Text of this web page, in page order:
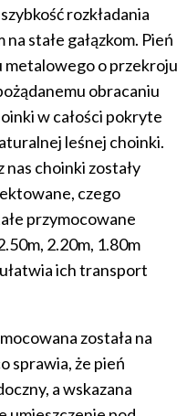
rozkładania
stałe gałązkom. Pień
metalowego o przekroju
obracaniu
w całości pokryte
leśnej choinki.
choinki zostały
czego
przymocowane
2.20m, 1.80m
ich transport
została na
sprawia, że pień
a wskazana